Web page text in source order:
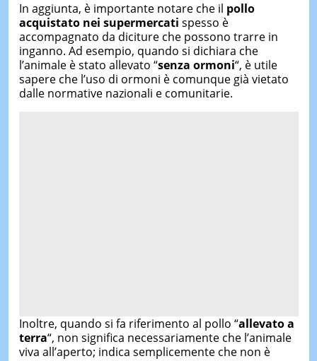
In aggiunta, è importante notare che il pollo
acquistato nei supermercati spesso è
accompagnato da diciture che possono trarre in
inganno. Ad esempio, quando si dichiara che
l’animale è stato allevato “senza ormoni“, è utile
sapere che l’uso di ormoni è comunque già vietato
dalle normative nazionali e comunitarie.
Inoltre, quando si fa riferimento al pollo “allevato a
terra“, non significa necessariamente che l’animale
viva all’aperto; indica semplicemente che non è